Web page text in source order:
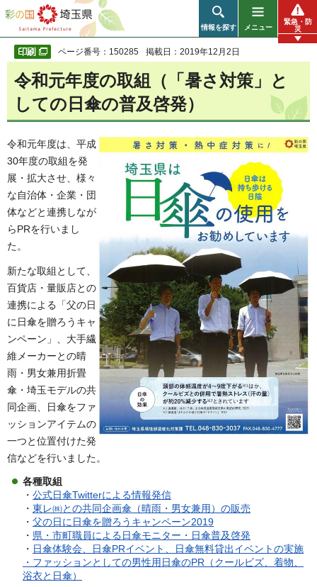
彩の国 埼玉県
情報を探す メニュー
緊急・防
災
ページ番号：150285 掲載日：2019年12月2日
令和元年度の取組（「暑さ対策」と
しての日傘の普及啓発）
令和元年度は、平成
30年度の取組を発
展・拡大させ、様々
な自治体・企業・団
体などと連携しなが
らPRを行いまし
た。
新たな取組として、
百貨店・量販店との
連携による「父の日
に日傘を贈ろうキャ
ンペーン」、大手繊
維メーカーとの晴
雨・男女兼用折畳
傘・埼玉モデルの共
同企画、日傘をファ
ッションアイテムの
一つと位置付けた発
信などを行いました。
各種取組
・ 公式日傘Twitterによる情報発信
・ 東レ㈱との共同企画傘（晴雨・男女兼用）の販売
・ 父の日に日傘を贈ろうキャンペーン2019
・ 県・市町職員による日傘モニター・日傘普及啓発
・ 日傘体験会、日傘PRイベント、日傘無料貸出イベントの実施
・ファッションとしての男性用日傘のPR（クールビズ、着物、
浴衣と日傘）